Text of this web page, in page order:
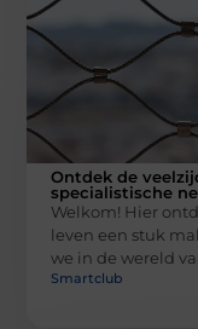
Ontdek de
specialistische
Welkom! Hier
leven een stuk
we in de wereld
Smartclub